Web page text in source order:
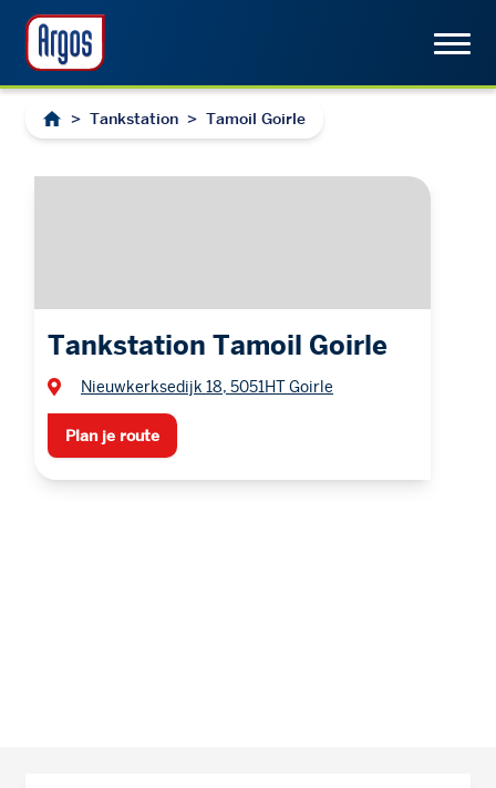
> Tankstation > Tamoil Goirle
Tankstation Tamoil Goirle
Nieuwkerksedijk 18, 5051HT Goirle
Plan je route